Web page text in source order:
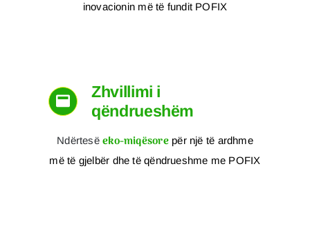
inovacionin më të fundit POFIX
Zhvillimi i
qëndrueshëm
Ndërtesëeko-miqësore për një të ardhme
më të gjelbër dhe të qëndrueshme me POFIX